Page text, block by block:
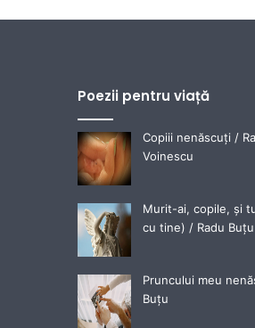
Poezii pentru viață
Copiii nenăscuți /
Voinescu
Murit-ai, copile, și
cu tine) / Radu Buțu
Pruncului meu
Buțu